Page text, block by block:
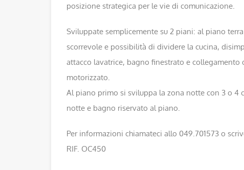
posizione strategica per le vie di comunicazione.
Sviluppate semplicemente su 2 piani: al piano
scorrevole e possibilità di dividere la cucina,
attacco lavatrice, bagno finestrato e
motorizzato.
Al piano primo si sviluppa la zona notte con 3 o
notte e bagno riservato al piano.
Per informazioni chiamateci allo 049.701573 o
RIF. OC450